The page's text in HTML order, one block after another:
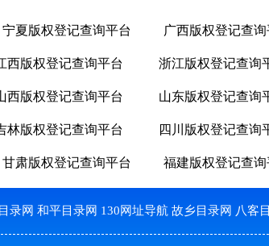
宁夏版权登记查询平台 广西版权登记查询
西版权登记查询平台 浙江版权登记查询
西版权登记查询平台 山东版权登记查询
林版权登记查询平台 四川版权登记查询
甘肃版权登记查询平台 福建版权登记查询
目录网 和平目录网 130网址导航 故乡目录网 八客